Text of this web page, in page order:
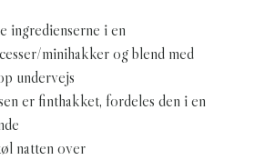
ingredienserne i en
minihakker og blend med
undervejs
er finthakket, fordeles den i en
natten over